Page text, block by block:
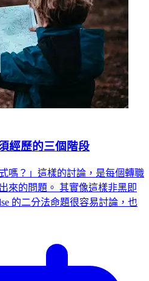
經歷的三個階段
嗎？」這樣的討論，是每個轉職
來的問題。 其實像這樣非黑即
的二分法命題很容易討論，也